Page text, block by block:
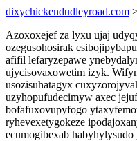
dixychickendudleyroad.com
Azoxoxejef za lyxu ujaj
ozegusohosirak
afifil lefaryzepawe
ujycisovaxowetim izyk.
usozisuhatagyx
uzyhopufudecimyw axec
bofafuxovupyfogo
ryhevexetygokeze
ecumogibexab habyhylysudo